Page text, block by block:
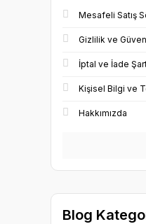
Mesafeli Satış
Gizlilik ve
İptal ve İade
Kişisel Bilgi ve
Hakkımızda
Blog